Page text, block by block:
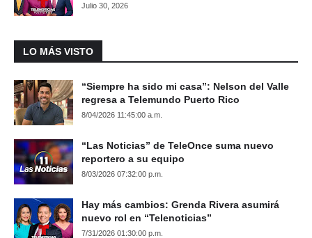
Julio 30, 2026
LO MÁS VISTO
“Siempre ha sido mi casa”: Nelson del Valle
regresa a Telemundo Puerto Rico
8/04/2026 11:45:00 a.m.
“Las Noticias” de TeleOnce suma nuevo
reportero a su equipo
8/03/2026 07:32:00 p.m.
Hay más cambios: Grenda Rivera asumirá
nuevo rol en “Telenoticias”
7/31/2026 01:30:00 p.m.